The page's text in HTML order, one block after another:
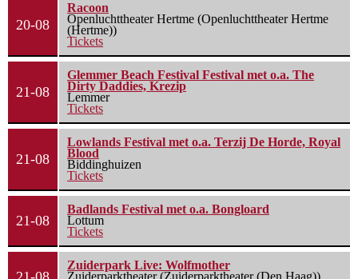
20-08
Racoon
Openluchttheater Hertme (Openluchttheater Hertme
(Hertme))
Tickets
21-08
Glemmer Beach Festival Festival met o.a. The
Dirty Daddies, Krezip
Lemmer
Tickets
21-08
Lowlands Festival met o.a. Terzij De Horde, Royal
Blood
Biddinghuizen
Tickets
21-08
Badlands Festival met o.a. Bongloard
Lottum
Tickets
Zuiderpark Live: Wolfmother